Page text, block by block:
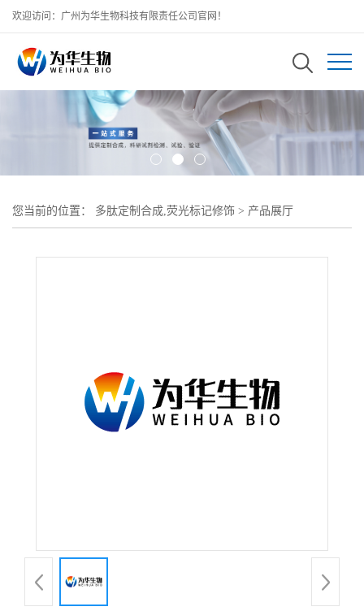
欢迎访问：广州为华生物科技有限责任公司官网！
您当前的位置： 多肽定制合成,荧光标记修饰 > 产品展厅